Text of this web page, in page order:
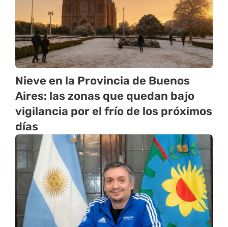
Nieve en la Provincia de Buenos
Aires: las zonas que quedan bajo
vigilancia por el frío de los próximos
días